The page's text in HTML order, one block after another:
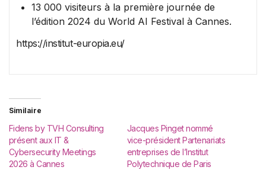
13 000 visiteurs à la première journée de
l’édition 2024 du World AI Festival à Cannes.
https://institut-europia.eu/
Similaire
Fidens by TVH Consulting
présent aux IT &
Cybersecurity Meetings
2026 à Cannes
Jacques Pinget nommé
vice-président Partenariats
entreprises de l’Institut
Polytechnique de Paris